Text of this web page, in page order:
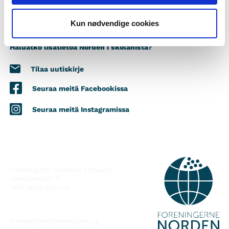
Kun nødvendige cookies
Haluatko lisätietoa Norden i skolanista?
Tilaa uutiskirje
Seuraa meitä Facebookissa
Seuraa meitä Instagramissa